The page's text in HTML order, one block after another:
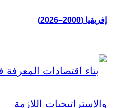
إفريقيا (2000–2026)